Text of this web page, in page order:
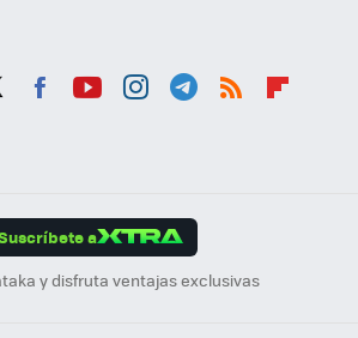
a
y disfruta ventajas exclusivas